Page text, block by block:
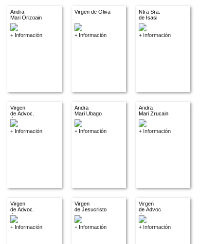
Andra
Mari Orizoain
+ Información
Virgen de Oliva
+ Información
Ntra Sra.
de Isasi
+ Información
Virgen
de Advoc.
descon.
+ Información
Andra
Mari Ubago
+ Información
Andra
Mari Zrucain
+ Información
Virgen
de Advoc.
descon.
+ Información
Virgen
de Jesucristo
+ Información
Virgen
de Advoc.
descon.
+ Información